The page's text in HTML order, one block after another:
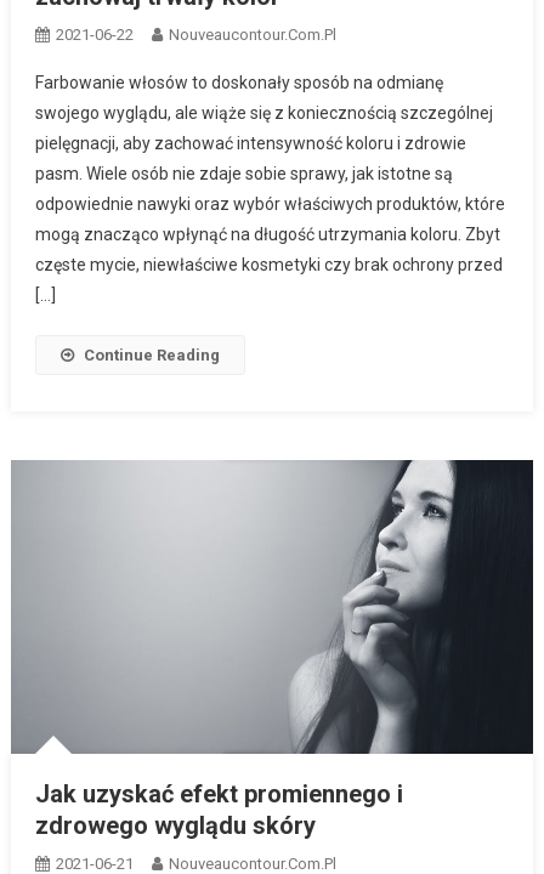
2021-06-22 Nouveaucontour.com.pl
Farbowanie włosów to doskonały sposób na odmianę
swojego wyglądu, ale wiąże się z koniecznością szczególnej
pielęgnacji, aby zachować intensywność koloru i zdrowie
pasm. Wiele osób nie zdaje sobie sprawy, jak istotne są
odpowiednie nawyki oraz wybór właściwych produktów, które
mogą znacząco wpłynąć na długość utrzymania koloru. Zbyt
częste mycie, niewłaściwe kosmetyki czy brak ochrony przed
[…]
Continue Reading
Jak uzyskać efekt promiennego i
zdrowego wyglądu skóry
2021-06-21 Nouveaucontour.com.pl